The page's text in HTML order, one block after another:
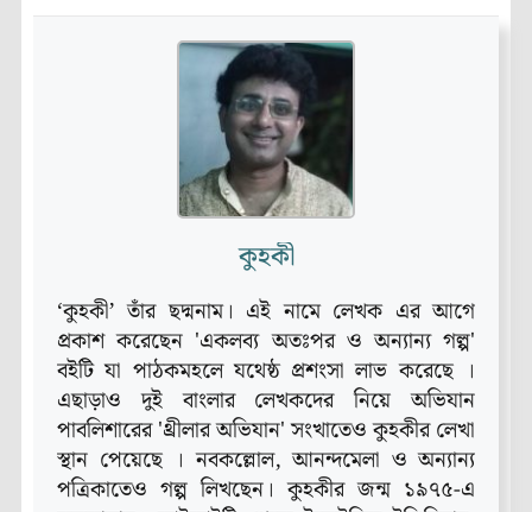
কুহকী
‘কুহকী’ তাঁর ছদ্মনাম। এই নামে লেখক এর আগে
প্রকাশ করেছেন 'একলব্য অতঃপর ও অন্যান্য গল্প'
বইটি যা পাঠকমহলে যথেষ্ঠ প্রশংসা লাভ করেছে ।
এছাড়াও দুই বাংলার লেখকদের নিয়ে অভিযান
পাবলিশারের 'থ্রীলার অভিযান' সংখাতেও কুহকীর লেখা
স্থান পেয়েছে । নবকল্লোল, আনন্দমেলা ও অন্যান্য
পত্রিকাতেও গল্প লিখছেন। কুহকীর জন্ম ১৯৭৫-এ